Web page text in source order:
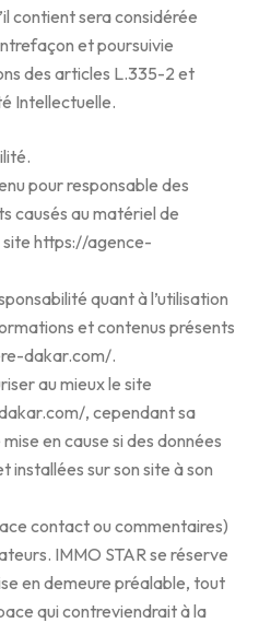
contient sera considérée
et poursuivie
des articles L.335-2 et
Intellectuelle.
pour responsable des
causés au matériel de
site https://agence-
quant à l’utilisation
et contenus présents
dakar.com/.
au mieux le site
, cependant sa
en cause si des données
installées sur son site à son
contact ou commentaires)
IMMO STAR se réserve
en demeure préalable, tout
qui contreviendrait à la